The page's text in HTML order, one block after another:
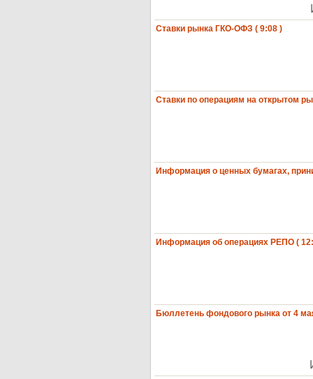
Ставки рынка ГКО-ОФЗ ( 9:08 )
Ставки по операциям на открытом
Информация о ценных бумагах,
Информация об операциях РЕПО (
Бюллетень фондового рынка от 4